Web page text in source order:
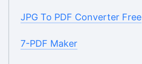
JPG To PDF Converter Free
7-PDF Maker